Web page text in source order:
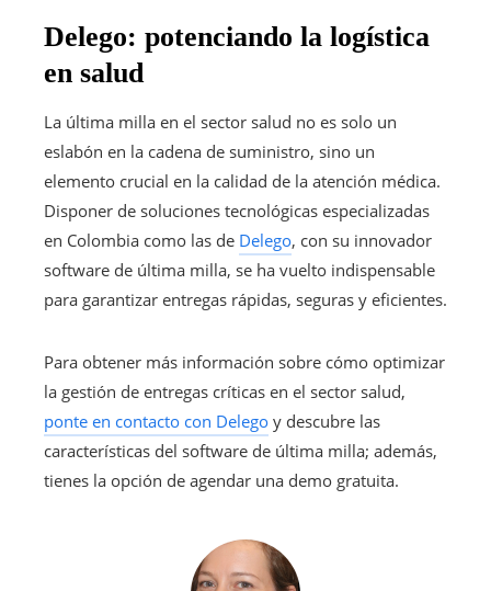
Delego: potenciando la logística
en salud
La última milla en el sector salud no es solo un
eslabón en la cadena de suministro, sino un
elemento crucial en la calidad de la atención médica.
Disponer de soluciones tecnológicas especializadas
en Colombia como las de Delego, con su innovador
software de última milla, se ha vuelto indispensable
para garantizar entregas rápidas, seguras y eficientes.
Para obtener más información sobre cómo optimizar
la gestión de entregas críticas en el sector salud,
ponte en contacto con Delego y descubre las
características del software de última milla; además,
tienes la opción de agendar una demo gratuita.